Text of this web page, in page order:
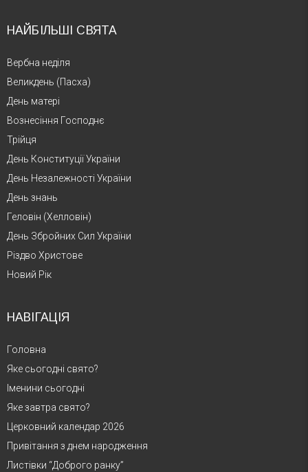
НАЙБІЛЬШІ СВЯТА
Вербна неділя
Великдень (Пасха)
День матері
Вознесіння Господнє
Трійця
День Конституції України
День Незалежності України
День знань
Геловін (Хелловін)
День Збройних Сил України
Різдво Христове
Новий Рік
НАВІГАЦІЯ
Головна
Яке сьогодні свято?
Іменини сьогодні
Яке завтра свято?
Церковний календар 2026
Привітання з днем народження
Листівки “Доброго ранку”